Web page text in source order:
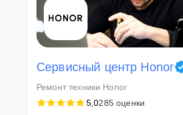
Сервисный центр Honor
Ремонт техники Honor
5,0285 оценки